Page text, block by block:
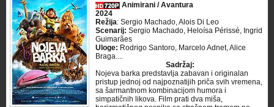
Animirani / Avantura
2024
Režija: Sergio Machado, Alois Di Leo
Scenarij: Sergio Machado, Heloísa Périssé, Ingrid
Guimarães
Uloge: Rodrigo Santoro, Marcelo Adnet, Alice
Braga....
Sadržaj:
Nojeva barka predstavlja zabavan i originalan
pristup jednoj od najpoznatijih priča svih vremena,
sa šarmantnom kombinacijom humora i
simpatičnih likova. Film prati dva miša,